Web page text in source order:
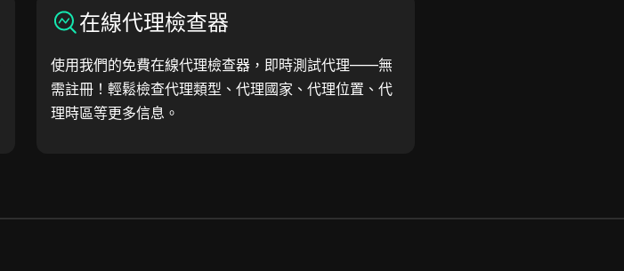
在線代理檢查器
使用我們的免費在線代理檢查器，即時測試代理——無
需註冊！輕鬆檢查代理類型、代理國家、代理位置、代
理時區等更多信息。